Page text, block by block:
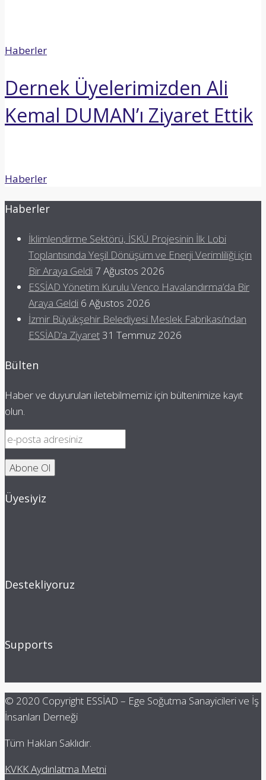
Haberler
Dernek Üyelerimizden Ali
Kemal DUMAN’ı Ziyaret Ettik
Haberler
Haberler
İklimlendirme Sektörü, İSKÜ Projesinin İlk Lobi
Toplantısında Yeşil Dönüşüm ve Enerji Verimliliği için
Bir Araya Geldi 7 Ağustos 2026
ESSİAD Yönetim Kurulu Venco Havalandırma’da Bir
Araya Geldi 6 Ağustos 2026
İzmir Büyükşehir Belediyesi Meslek Fabrikası’ndan
ESSİAD’a Ziyaret31 Temmuz 2026
Bülten
Haber ve duyuruları iletebilmemiz için bültenimize kayıt
olun.
Üyesiyiz
Destekliyoruz
Supports
© 2020 Copyright ESSİAD – Ege Soğutma Sanayicileri ve İş
İnsanları Derneği
Tüm Hakları Saklıdır.
KVKK Aydınlatma Metni